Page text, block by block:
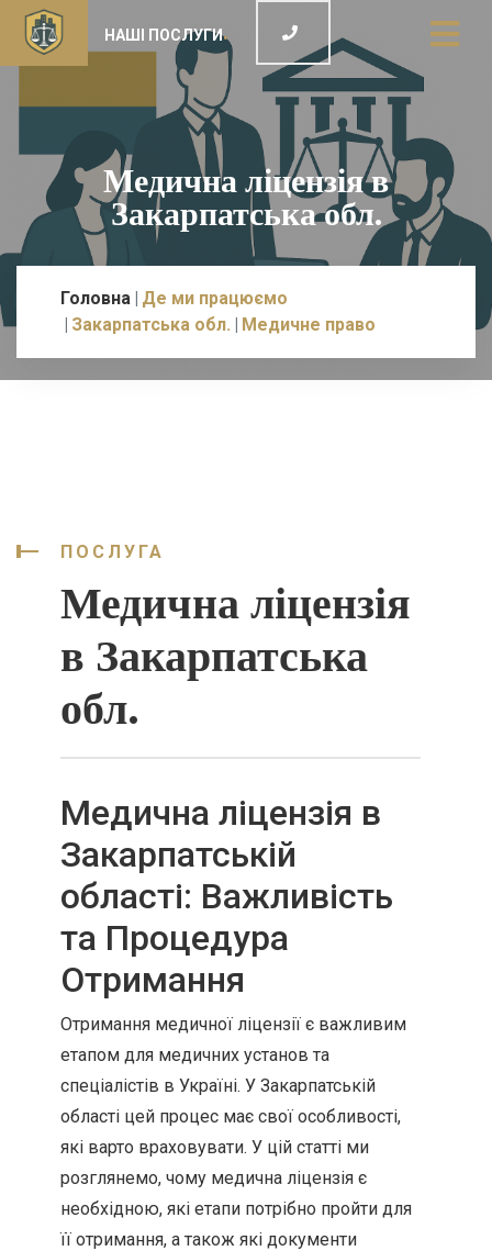
НАШІ ПОСЛУГИ
Медична ліцензія в
Закарпатська обл.
Головна Де ми працюємо
Закарпатська обл.
Медичне право
ПОСЛУГА
Медична ліцензія
в Закарпатська
обл.
Медична ліцензія в
Закарпатській
області: Важливість
та Процедура
Отримання
Отримання медичної ліцензії є важливим
етапом для медичних установ та
спеціалістів в Україні. У Закарпатській
області цей процес має свої особливості,
які варто враховувати. У цій статті ми
розглянемо, чому медична ліцензія є
необхідною, які етапи потрібно пройти для
її отримання, а також які документи